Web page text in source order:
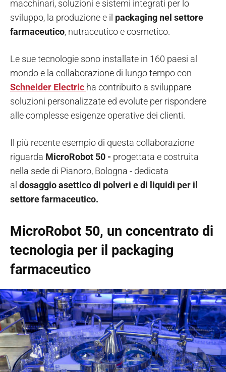
macchinari, soluzioni e sistemi integrati per lo
sviluppo, la produzione e il packaging nel settore
farmaceutico, nutraceutico e cosmetico.
Le sue tecnologie sono installate in 160 paesi al
mondo e la collaborazione di lungo tempo con
Schneider Electric ha contribuito a sviluppare
soluzioni personalizzate ed evolute per rispondere
alle complesse esigenze operative dei clienti.
Il più recente esempio di questa collaborazione
riguarda MicroRobot 50 - progettata e costruita
nella sede di Pianoro, Bologna - dedicata
al dosaggio asettico di polveri e di liquidi per il
settore farmaceutico.
MicroRobot 50, un concentrato di
tecnologia per il packaging
farmaceutico